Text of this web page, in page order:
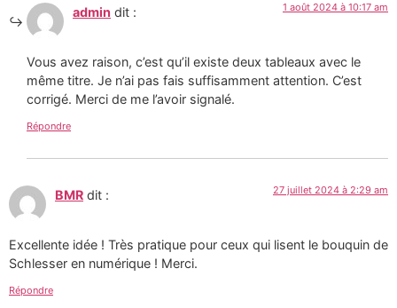
admin dit : 1 août 2024 à 10:17 am
Vous avez raison, c’est qu’il existe deux tableaux avec le
même titre. Je n’ai pas fais suffisamment attention. C’est
corrigé. Merci de me l’avoir signalé.
Répondre
BMR dit : 27 juillet 2024 à 2:29 am
Excellente idée ! Très pratique pour ceux qui lisent le bouquin de
Schlesser en numérique ! Merci.
Répondre